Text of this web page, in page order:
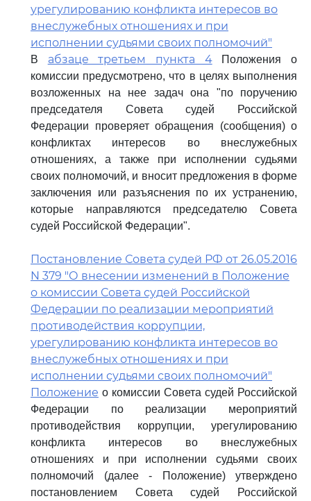
урегулированию конфликта интересов во
внеслужебных отношениях и при
исполнении судьями своих полномочий"
В абзаце третьем пункта 4Положения о
комиссии предусмотрено, что в целях выполнения
возложенных на нее задач она "по поручению
председателя Совета судей Российской
Федерации проверяет обращения (сообщения) о
конфликтах интересов во внеслужебных
отношениях, а также при исполнении судьями
своих полномочий, и вносит предложения в форме
заключения или разъяснения по их устранению,
которые направляются председателю Совета
судей Российской Федерации".
Постановление Совета судей РФ от 26.05.2016
N 379 "О внесении изменений в Положение
о комиссии Совета судей Российской
Федерации по реализации мероприятий
противодействия коррупции,
урегулированию конфликта интересов во
внеслужебных отношениях и при
исполнении судьями своих полномочий"
Положение о комиссии Совета судей Российской
Федерации по реализации мероприятий
противодействия коррупции, урегулированию
конфликта интересов во внеслужебных
отношениях и при исполнении судьями своих
полномочий (далее - Положение) утверждено
постановлением Совета судей Российской